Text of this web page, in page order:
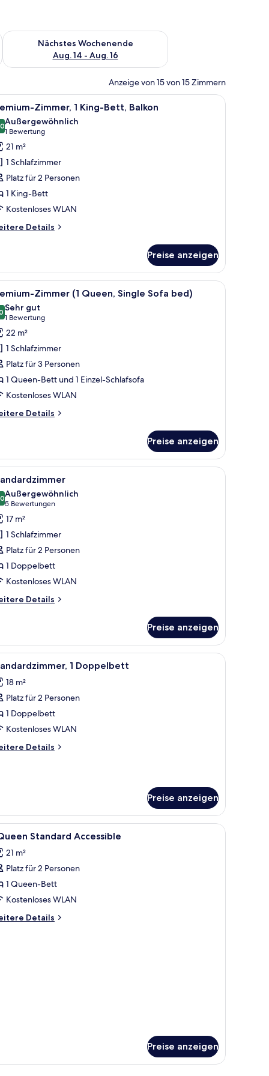
Aug. 7 - Aug. 9.
Nächstes Wochenende
Aug. 14 - Aug. 16
Überprüfe die Verfügbarkeit für nächstes Wochenende, Aug.
Anzeige von 15 von 15 Zimmern
Premium-Zimmer, 1 King-Bett, Balkon |
6 Zimmer, 1 King-Bett, Balkon
von 10
Außergewöhnlich
1 Bewertung
(1
Bewertung)
21 m²
1 Schlafzimmer
Platz für 2 Personen
1 King-Bett
Kostenloses WLAN
Details
Preise anzeigen
Premium-Zimmer (1 Queen, Single Sofa
5 Zimmer (1 Queen, Single Sofa bed)
von 10
Sehr gut
1 Bewertung
(1
Bewertung)
22 m²
1 Schlafzimmer
Platz für 3 Personen
1 Queen-Bett und 1 Einzel-Schlafsofa
Kostenloses WLAN
Details
Preise anzeigen
Kopfteil. Hochwertige Bettwaren, Minibar, Zimmersafe
7
von 10
Außergewöhnlich
5 Bewertungen
(5
Bewertungen)
17 m²
1 Schlafzimmer
Platz für 2 Personen
1 Doppelbett
Kostenloses WLAN
Details
Preise anzeigen
großen Bett, einem roten Kleiderschrank, einer Couch und einer floralen
Ein Hotelzimmer mit einem großen Bett,
6 1 Doppelbett
18 m²
Platz für 2 Personen
1 Doppelbett
Kostenloses WLAN
Details
Preise anzeigen
Hochwertige Bettwaren, Minibar, Zimmersafe
2 Standard Accessible
21 m²
Platz für 2 Personen
1 Queen-Bett
Kostenloses WLAN
Details
Preise anzeigen